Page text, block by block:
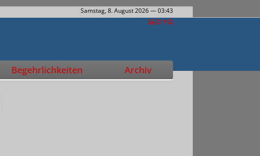
Samstag, 8. August 2026— 03:43
Begehrlichkeiten Archiv